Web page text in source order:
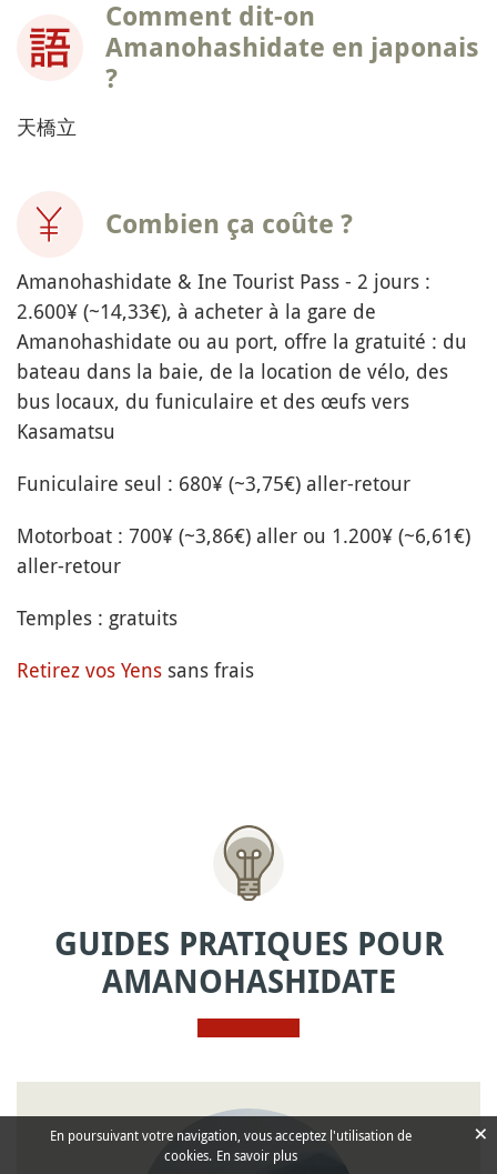
Comment dit-on
Amanohashidate en japonais
?
天橋立
Combien ça coûte ?
Amanohashidate & Ine Tourist Pass - 2 jours :
2.600¥ (~14,33€), à acheter à la gare de
Amanohashidate ou au port, offre la gratuité : du
bateau dans la baie, de la location de vélo, des
bus locaux, du funiculaire et des œufs vers
Kasamatsu
Funiculaire seul : 680¥ (~3,75€) aller-retour
Motorboat : 700¥ (~3,86€) aller ou 1.200¥ (~6,61€)
aller-retour
Temples : gratuits
Retirez vos Yens sans frais
GUIDES PRATIQUES POUR
AMANOHASHIDATE
En poursuivant votre navigation, vous acceptez l'utilisation de
cookies. En savoir plus
×